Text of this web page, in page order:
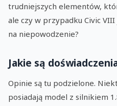
trudniejszych elementów,
ale czy w przypadku Civic
na niepowodzenie?
Jakie są
Opinie są tu podzielone.
posiadają model z silnikiem